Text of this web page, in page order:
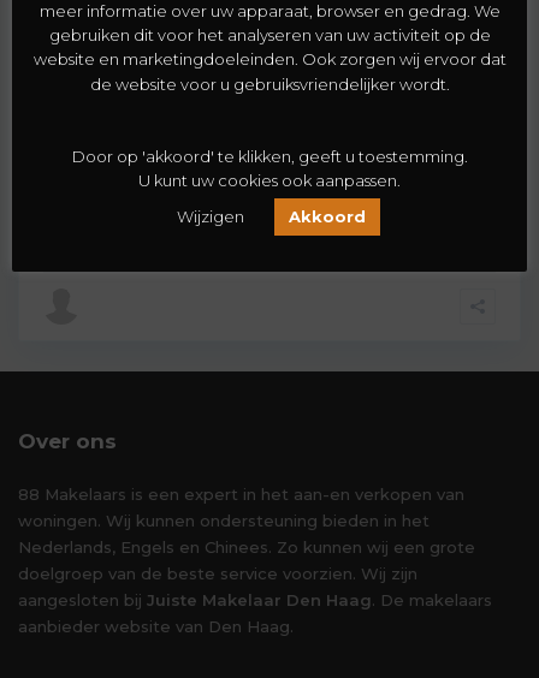
2
Driehoek,Rhoon,Rotterdam
Wonen op nog geen kwartier met de auto van hartje
Rotterdam maar toch in een rustige en ki
Over ons
88 Makelaars is een expert in het aan-en verkopen van
woningen. Wij kunnen ondersteuning bieden in het
Nederlands, Engels en Chinees. Zo kunnen wij een grote
doelgroep van de beste service voorzien. Wij zijn
aangesloten bij Juiste Makelaar Den Haag. De makelaars
aanbieder website van Den Haag.
meer informatie over uw apparaat, browser en gedrag. We
gebruiken dit voor het analyseren van uw activiteit op de
website en marketingdoeleinden. Ook zorgen wij ervoor dat
de website voor u gebruiksvriendelijker wordt.
Door op 'akkoord' te klikken, geeft u toestemming.
U kunt uw cookies ook aanpassen.
Wijzigen
Akkoord